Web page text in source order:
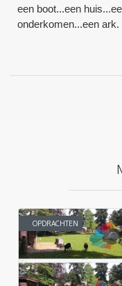
een boot...een
onderkomen...een ark.
OPDRACHTEN